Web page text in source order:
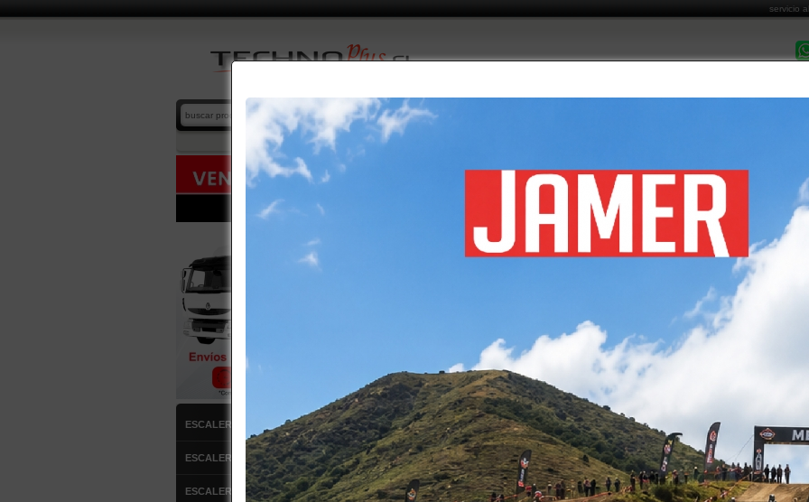
servicio
MARCAS COMERCIALIZADAS
ESCALERAS DE ALUMINIO
ESCALERAS FIBRA DE VIDRIO
ESCALERAS MULTIPROPOSITO
/ silla visita oficina base metalica
COTIZAR
Enviar